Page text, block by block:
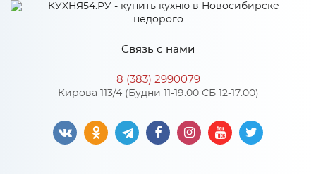
Высота 500
Ясень шимо светлый/
Материал ЛДСП
Связь с нами
8 (383) 2990079
Кирова 113/4 (Будни 11-19:00 СБ 12-17:00)